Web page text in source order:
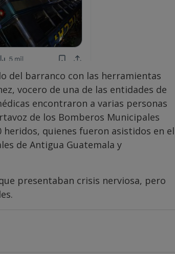
del barranco con las herramientas
vocero de una de las entidades de
encontraron a varias personas
de los Bomberos Municipales
quienes fueron asistidos en el
de Antigua Guatemala y
presentaban crisis nerviosa, pero